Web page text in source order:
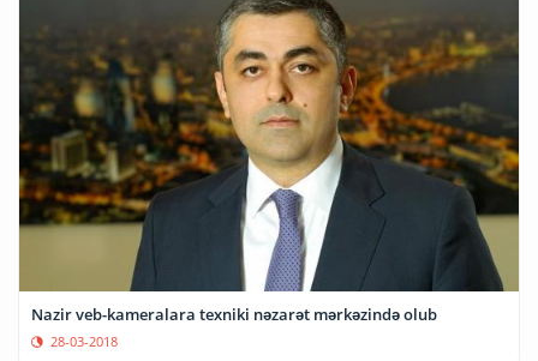
Nazir veb-kameralara texniki nəzarət mərkəzində olub
28-03-2018